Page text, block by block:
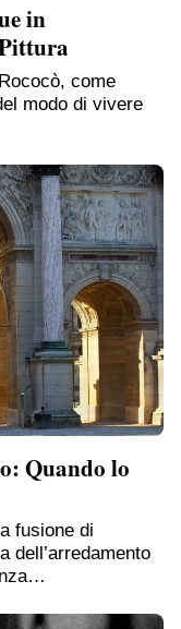
in
come
modo di vivere
Quando lo
fusione di
dell’arredamento